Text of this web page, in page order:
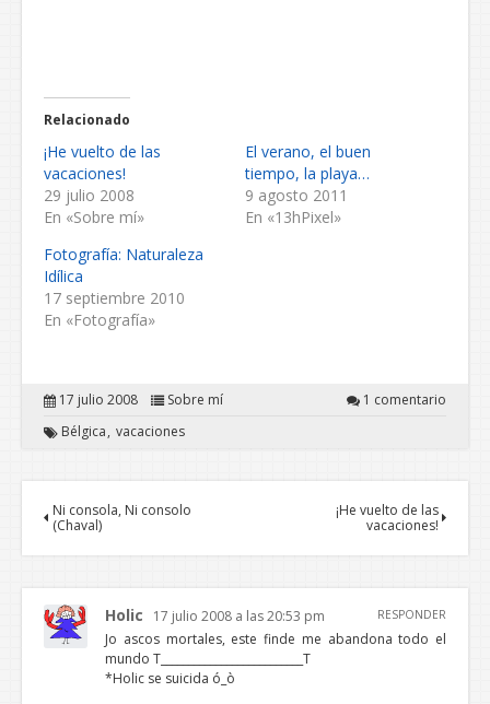
Relacionado
¡He vuelto de las
vacaciones!
29 julio 2008
En «Sobre mí»
El verano, el buen
tiempo, la playa…
9 agosto 2011
En «13hPixel»
Fotografía: Naturaleza
Idílica
17 septiembre 2010
En «Fotografía»
17 julio 2008 Sobre mí
1 comentario
Bélgica vacaciones
Ni consola, Ni consolo
(Chaval)
¡He vuelto de las
vacaciones!
Holic 17 julio 2008 a las 20:53 pm RESPONDER
Jo ascos mortales, este finde me abandona todo el
mundo T__________________________T
*Holic se suicida ó_ò